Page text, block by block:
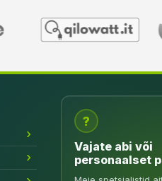
?
Vajate abi või
personaalset